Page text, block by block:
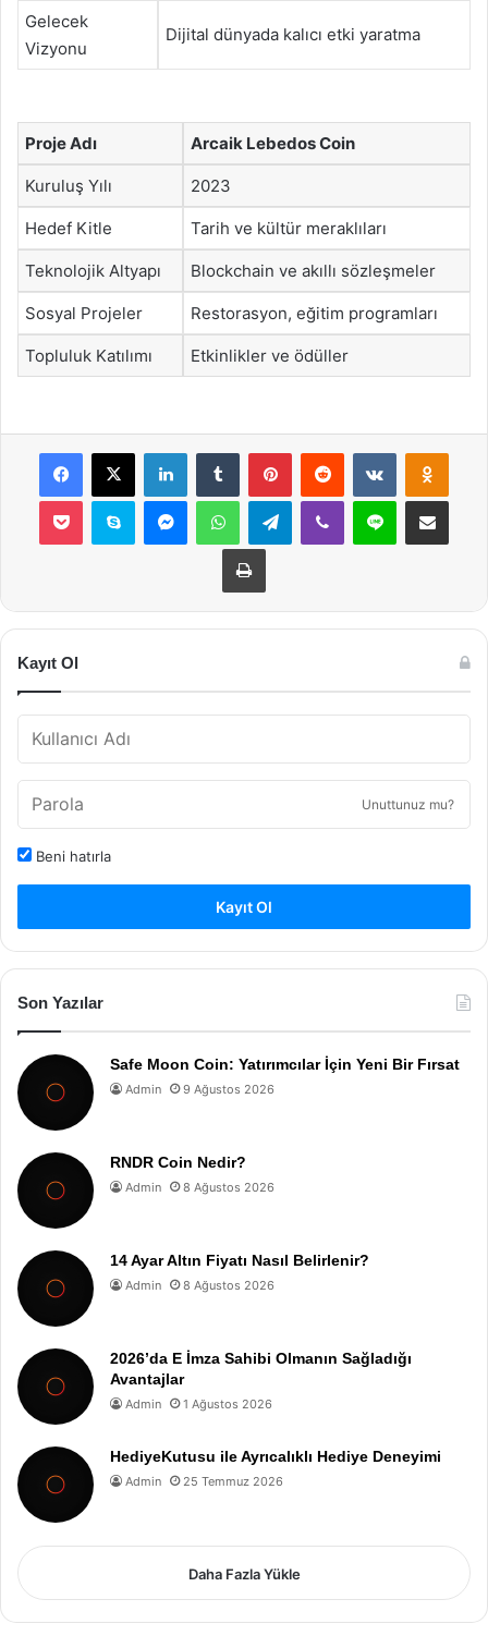
Gelecek
Vizyonu
Dijital dünyada kalıcı etki yaratma
Proje Adı Arcaik Lebedos Coin
Kuruluş Yılı 2023
Hedef Kitle Tarih ve kültür meraklıları
Teknolojik Altyapı Blockchain ve akıllı sözleşmeler
Sosyal Projeler Restorasyon, eğitim programları
Topluluk Katılımı Etkinlikler ve ödüller
Facebook
X LinkedInTumblr PinterestReddit VKontakte
Pocket Skype MessengerWhatsAppTelegramViber Line E-Posta ile
Yazdır
Kayıt Ol
Unuttunuz mu?
Beni hatırla
Kayıt Ol
Son Yazılar
Safe Moon Coin: Yatırımcılar İçin Yeni Bir Fırsat
Admin 9 Ağustos 2026
RNDR Coin Nedir?
Admin 8 Ağustos 2026
14 Ayar Altın Fiyatı Nasıl Belirlenir?
Admin 8 Ağustos 2026
2026’da E İmza Sahibi Olmanın Sağladığı
Avantajlar
Admin 1 Ağustos 2026
HediyeKutusu ile Ayrıcalıklı Hediye Deneyimi
Admin 25 Temmuz 2026
Daha Fazla Yükle